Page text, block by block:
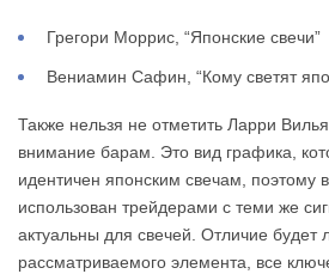
Грегори Моррис, “Японские свечи”
Вениамин Сафин, “Кому светят
Также нельзя не отметить Ларри
внимание барам. Это вид графика,
идентичен японским свечам, поэтому
использован трейдерами с теми же
актуальны для свечей. Отличие
рассматриваемого элемента, все